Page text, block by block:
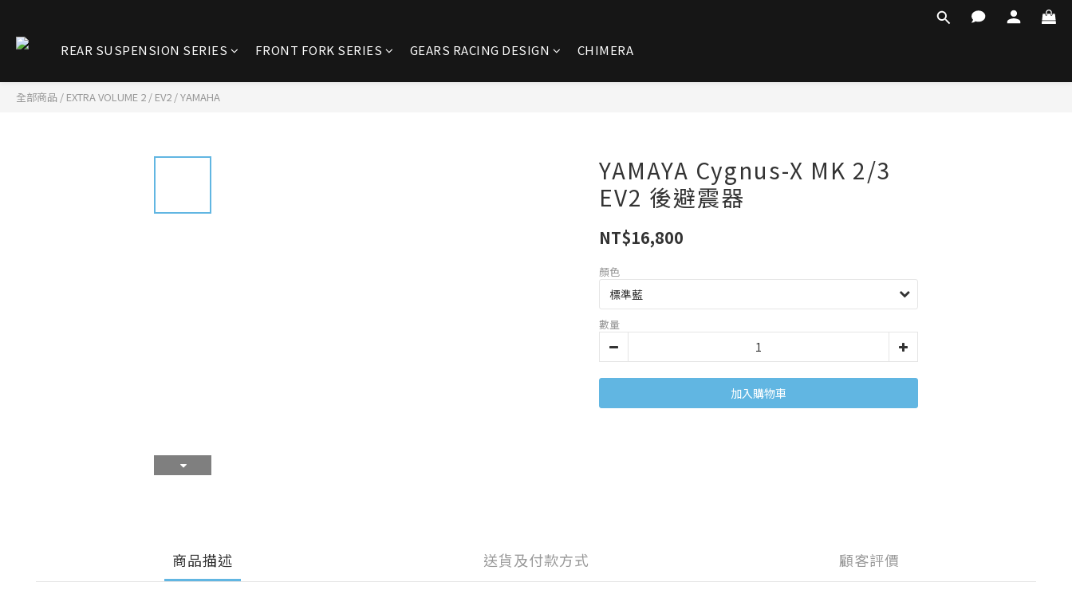
REAR SUSPENSION SERIES FRONT FORK SERIES GEARS RACING DESIGN CHIMERA
全部商品 / EXTRA VOLUME 2 / EV2 /YAMAHA
YAMAYA Cygnus-X MK 2/3
EV2 後避震器
NT$16,800
顏色
數量
加入購物車
商品描述 送貨及付款方式 顧客評價